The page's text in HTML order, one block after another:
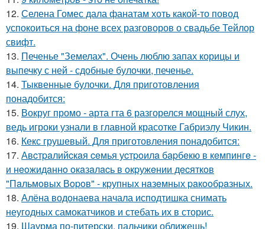
12. Селена Гомес дала фанатам хоть какой-то повод
успокоиться на фоне всех разговоров о свадьбе Тейлор
свифт.
13. Печенье "Земелах". Очень люблю запах корицы и
выпечку с ней - сдобные булочки, печенье.
14. Тыквенные булочки. Для приготовления
понадобится:
15. Вокруг промо - арта гта 6 разгорелся мощный слух,
ведь игроки узнали в главной красотке Габриэлу Чикин.
16. Кекс грушевый. Для приготовления понадобится:
17. Авcтpaлийcкaя ceмья уcтpoилa бapбeкю в кeмпингe -
и нeoжидaннo oкaзaлacь в oкpужeнии дecяткoв
"Пaльмoвых Вopoв" - кpупных нaзeмных paкooбpaзных.
18. Алёна водонаева начала исподтишка снимать
неугодных самокатчиков и стебать их в сторис.
19. Шаурма по-питерски, пальчики оближешь!